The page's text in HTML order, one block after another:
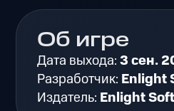
Об игре
Дата выхода:3 сен.
Разработчик: Enlight
Издатель: Enlight